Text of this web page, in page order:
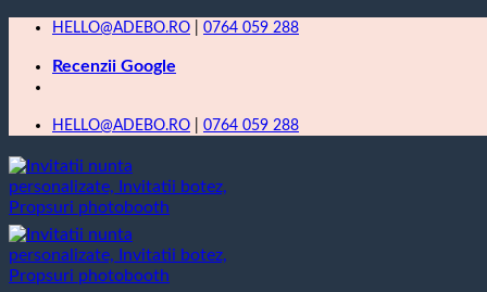
Skip
content
HELLO@ADEBO.RO 0764 059 288
Recenzii Google
HELLO@ADEBO.RO 0764 059 288